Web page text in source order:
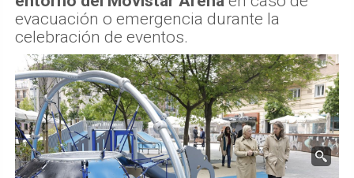
evacuación o emergencia durante la
celebración de eventos.